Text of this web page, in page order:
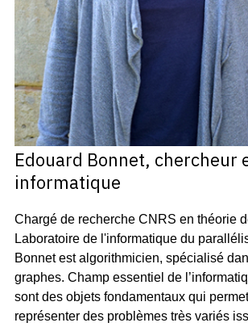
Edouard Bonnet, chercheur
informatique
Chargé de recherche CNRS en théorie
Laboratoire de l'informatique du
Bonnet est algorithmicien, spécialisé
graphes. Champ essentiel de
sont des objets fondamentaux qui
représenter des problèmes très variés